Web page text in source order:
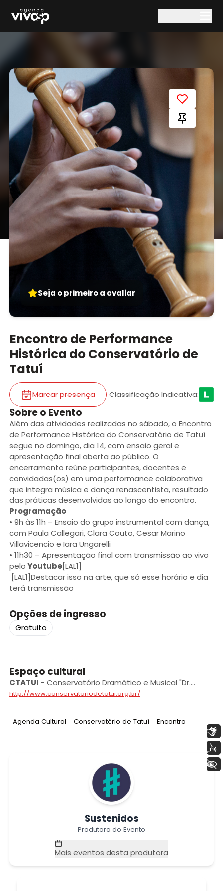
Seja o primeiro a avaliar
Encontro de Performance
Histórica do Conservatório de
Tatuí
Marcar presença Classificação Indicativa:
Sobre o Evento
Além das atividades realizadas no sábado, o Encontro
de Performance Histórica do Conservatório de Tatuí
segue no domingo, dia 14, com ensaio geral e
apresentação final aberta ao público. O
encerramento reúne participantes, docentes e
convidadas(os) em uma performance colaborativa
que integra música e dança renascentista, resultado
das práticas desenvolvidas ao longo do encontro.
Programação
• 9h às 11h – Ensaio do grupo instrumental com dança,
com Paula Callegari, Clara Couto, Cesar Marino
Villavicencio e Iara Ungarelli
• 11h30 – Apresentação final com transmissão ao vivo
peloYoutube[LAL1]
[LAL1]Destacar isso na arte, que só esse horário e dia
terá transmissão
Opções de ingresso
Gratuito
Espaço cultural
CTATUI - Conservatório Dramático e Musical "Dr.
Carlos de Campos” de Tatuí
http://www.conservatoriodetatui.org.br/
Tag:
Agenda Cultural Tag:
Conservatório de Tatuí Tag:
Encontro
Sustenidos
Produtora do Evento
Mais eventos desta produtora